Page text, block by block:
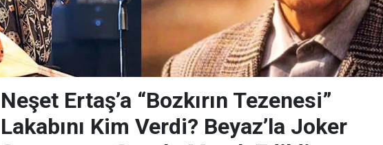
Neşet Ertaş’a “Bozkırın Tezenesi”
Lakabını Kim Verdi? Beyaz’la Joker